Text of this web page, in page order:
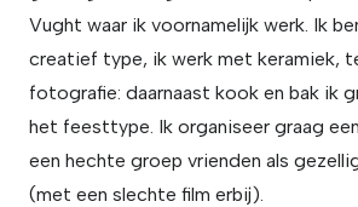
Vught waar ik voornamelijk werk. Ik
creatief type, ik werk met keramiek,
fotografie: daarnaast kook en bak ik
het feesttype. Ik organiseer graag
een hechte groep vrienden als
(met een slechte film erbij).